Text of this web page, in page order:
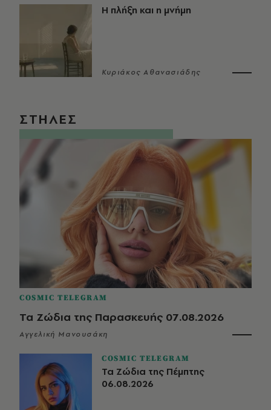
Η πλήξη και η μνήμη
Κυριάκος Αθανασιάδης
ΣΤΗΛΕΣ
COSMIC TELEGRAM
Τα Ζώδια της Παρασκευής 07.08.2026
Αγγελική Μανουσάκη
COSMIC TELEGRAM
Τα Ζώδια της Πέμπτης
06.08.2026